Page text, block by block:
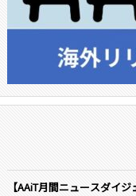
【AAiT月間ニュースダイ